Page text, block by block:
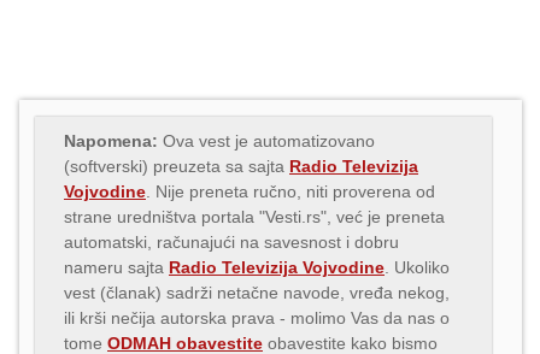
Napomena: Ova vest je automatizovano
(softverski) preuzeta sa sajta Radio Televizija
Vojvodine . Nije preneta ručno, niti proverena od
strane uredništva portala "Vesti.rs", već je preneta
automatski, računajući na savesnost i dobru
nameru sajta Radio Televizija Vojvodine . Ukoliko
vest (članak) sadrži netačne navode, vređa nekog,
ili krši nečija autorska prava - molimo Vas da nas o
tome ODMAH obavestite obavestite kako bismo